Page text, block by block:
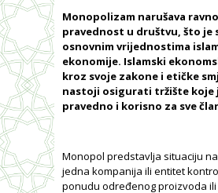
Monopolizam narušava
pravednost u društvu, što je
osnovnim vrijednostima
ekonomije. Islamski
kroz svoje zakone i etičke
nastoji osigurati tržište koje
pravedno i korisno za sve
Monopol predstavlja situaciju
jedna kompanija ili entitet
ponudu određenog proizvoda ili